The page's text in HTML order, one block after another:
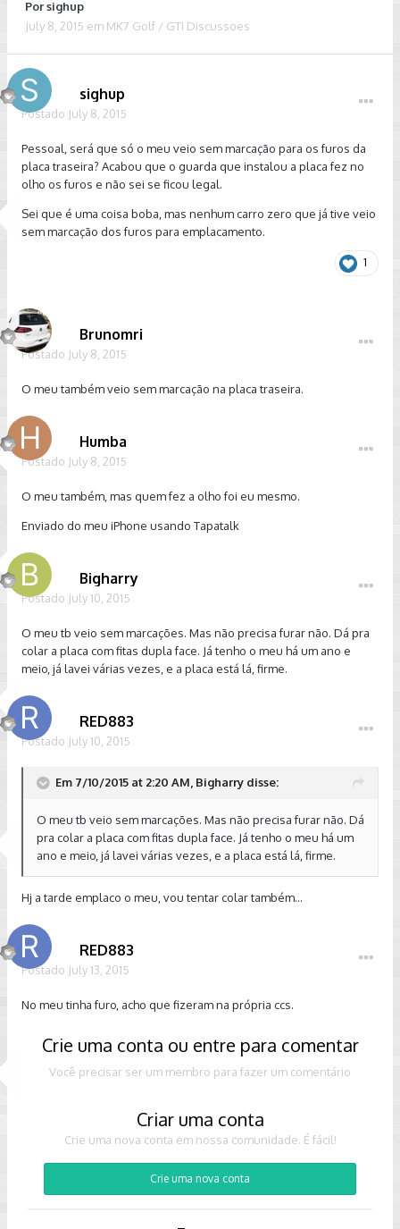
Porsighup
July 8, 2015 em MK7 Golf / GTI Discussoes
sighup
Postado July 8, 2015
Pessoal, será que só o meu veio sem marcação para os furos da
placa traseira? Acabou que o guarda que instalou a placa fez no
olho os furos e não sei se ficou legal.
Sei que é uma coisa boba, mas nenhum carro zero que já tive veio
sem marcação dos furos para emplacamento.
1
Brunomri
Postado July 8, 2015
O meu também veio sem marcação na placa traseira.
Humba
Postado July 8, 2015
O meu também, mas quem fez a olho foi eu mesmo.
Enviado do meu iPhone usando Tapatalk
Bigharry
Postado July 10, 2015
O meu tb veio sem marcações. Mas não precisa furar não. Dá pra
colar a placa com fitas dupla face. Já tenho o meu há um ano e
meio, já lavei várias vezes, e a placa está lá, firme.
RED883
Postado July 10, 2015
Em 7/10/2015 at 2:20 AM, Bigharry disse:
O meu tb veio sem marcações. Mas não precisa furar não. Dá
pra colar a placa com fitas dupla face. Já tenho o meu há um
ano e meio, já lavei várias vezes, e a placa está lá, firme.
Hj a tarde emplaco o meu, vou tentar colar também...
RED883
Postado July 13, 2015
No meu tinha furo, acho que fizeram na própria ccs.
Crie uma conta ou entre para comentar
Você precisar ser um membro para fazer um comentário
Criar uma conta
Crie uma nova conta em nossa comunidade. É fácil!
Crie uma nova conta